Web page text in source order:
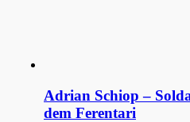
Adrian Schiop –
dem Ferentari